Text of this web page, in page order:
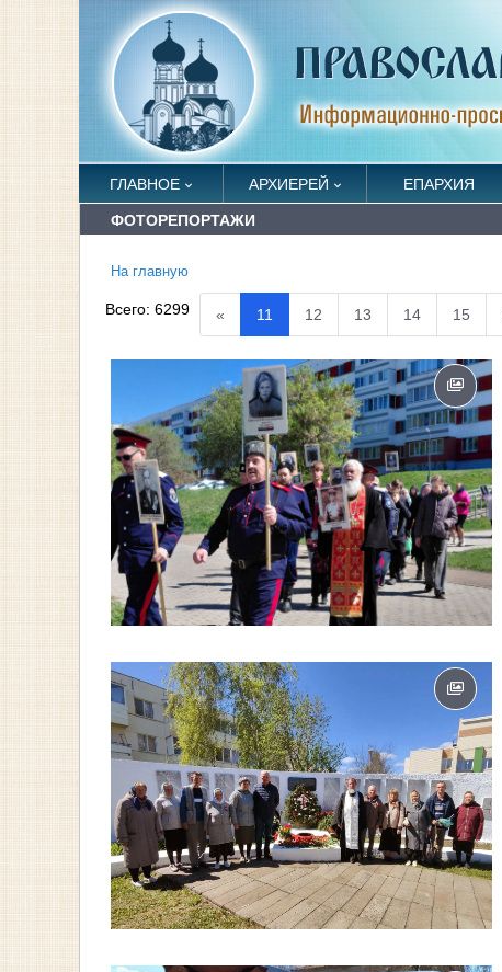
ГЛАВНОЕ АРХИЕРЕЙ ЕПАРХИЯ
ФОТОРЕПОРТАЖИ
На главную
Всего:6299 « 11 12 13 14 15